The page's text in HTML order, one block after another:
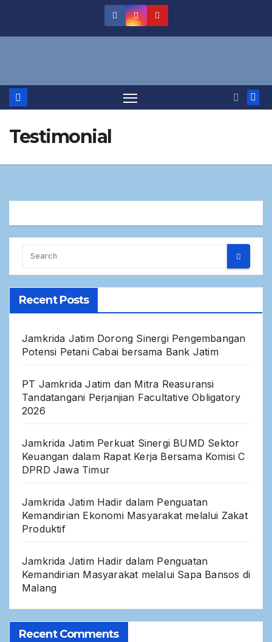
Testimonial
Recent Posts
Jamkrida Jatim Dorong Sinergi Pengembangan
Potensi Petani Cabai bersama Bank Jatim
PT Jamkrida Jatim dan Mitra Reasuransi
Tandatangani Perjanjian Facultative Obligatory
2026
Jamkrida Jatim Perkuat Sinergi BUMD Sektor
Keuangan dalam Rapat Kerja Bersama Komisi C
DPRD Jawa Timur
Jamkrida Jatim Hadir dalam Penguatan
Kemandirian Ekonomi Masyarakat melalui Zakat
Produktif
Jamkrida Jatim Hadir dalam Penguatan
Kemandirian Masyarakat melalui Sapa Bansos di
Malang
Recent Comments